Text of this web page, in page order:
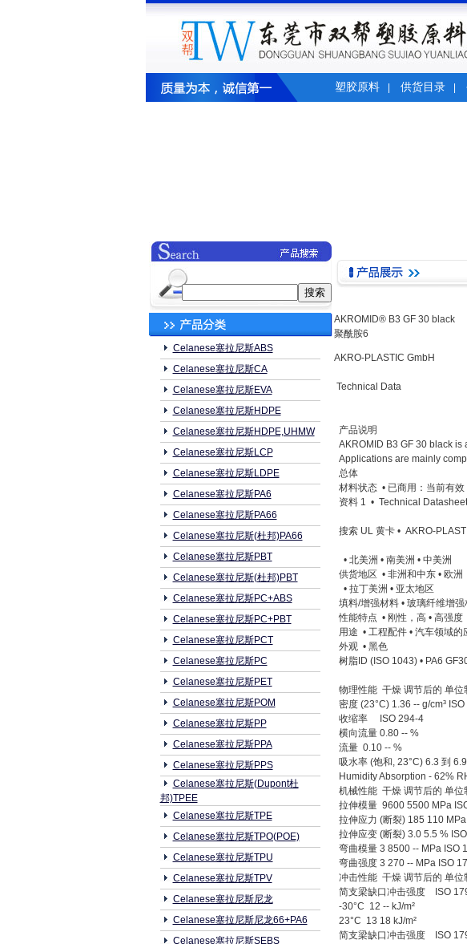
塑胶原料 供货目录
Celanese塞拉尼斯ABS
Celanese塞拉尼斯CA
Celanese塞拉尼斯EVA
Celanese塞拉尼斯HDPE
Celanese塞拉尼斯HDPE,UHMW
Celanese塞拉尼斯LCP
Celanese塞拉尼斯LDPE
Celanese塞拉尼斯PA6
Celanese塞拉尼斯PA66
Celanese塞拉尼斯(杜邦)PA66
Celanese塞拉尼斯PBT
Celanese塞拉尼斯(杜邦)PBT
Celanese塞拉尼斯PC+ABS
Celanese塞拉尼斯PC+PBT
Celanese塞拉尼斯PCT
Celanese塞拉尼斯PC
Celanese塞拉尼斯PET
Celanese塞拉尼斯POM
Celanese塞拉尼斯PP
Celanese塞拉尼斯PPA
Celanese塞拉尼斯PPS
Celanese塞拉尼斯(Dupont杜
邦)TPEE
Celanese塞拉尼斯TPE
Celanese塞拉尼斯TPO(POE)
Celanese塞拉尼斯TPU
Celanese塞拉尼斯TPV
Celanese塞拉尼斯尼龙
Celanese塞拉尼斯尼龙66+PA6
Celanese塞拉尼斯SEBS
AKROMID® B3 GF 30 black
聚酰胺6
AKRO-PLASTIC GmbH
Technical Data
产品说明
AKROMID B3 GF 30 black
Applications are mainly
总体
材料状态 • 已商用：当前有
资料 1 • Technical Datasheet
搜索 UL 黄卡 • AKRO-
• 北美洲 • 南美洲 • 中美洲
供货地区 • 非洲和中东 • 欧洲
• 拉丁美洲 • 亚太地区
填料/增强材料 • 玻璃纤维增
性能特点 • 刚性，高 • 高强度
用途 • 工程配件 • 汽车领域
外观 • 黑色
树脂ID (ISO 1043) • PA6
物理性能 干燥 调节后的 单位
密度 (23°C) 1.36 -- g/cm³ ISO
收缩率 ISO 294-4
横向流量 0.80 -- %
流量 0.10 -- %
吸水率 (饱和, 23°C) 6.3 到
Humidity Absorption - 62%
机械性能 干燥 调节后的 单位
拉伸模量 9600 5500 MPa
拉伸应力 (断裂) 185 110
拉伸应变 (断裂) 3.0 5.5 %
弯曲模量 3 8500 -- MPa ISO
弯曲强度 3 270 -- MPa ISO
冲击性能 干燥 调节后的 单位
简支梁缺口冲击强度 ISO
-30°C 12 -- kJ/m²
23°C 13 18 kJ/m²
简支梁缺口冲击强度 ISO